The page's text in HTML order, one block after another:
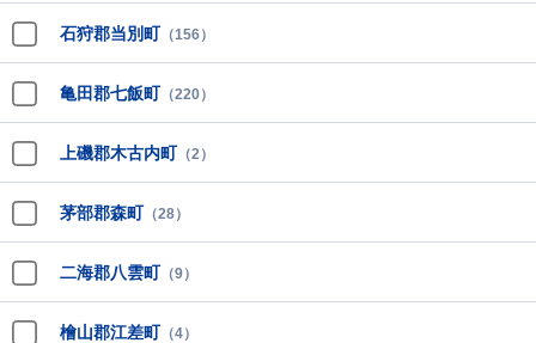
石狩郡当別町 （156）
亀田郡七飯町 （220）
上磯郡木古内町 （2）
茅部郡森町 （28）
二海郡八雲町 （9）
檜山郡江差町 （4）